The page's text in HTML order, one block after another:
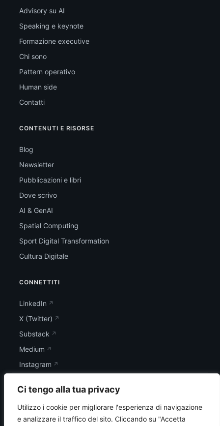
Ci tengo alla tua privacy
Utilizzo i cookie per migliorare l'esperienza di navigazione
e analizzare il traffico del sito. Cliccando su "Accetta
Advisory su AI
Speaking e keynote
Formazione executive
Chi sono
Pattern operativo
Human side
Contatti
CONTENUTI E RISORSE
Blog
Newsletter
Pubblicazioni e libri
Dove scrivo
AI & GenAI
Spatial Computing
Sport Digital Transformation
Cultura Digitale
CONNETTITI
LinkedIn
X (Twitter)
Substack
Medium
Instagram